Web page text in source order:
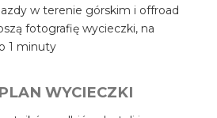
w terenie górskim i offroad
fotografię wycieczki, na
1 minuty
WYCIECZKI